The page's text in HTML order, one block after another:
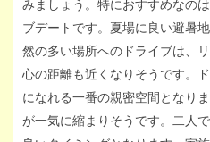
みましょう。特におすすめなの
ブデートです。夏場に良い避暑
然の多い場所へのドライブは、
心の距離も近くなりそうです。
になれる一番の親密空間となり
が一気に縮まりそうです。二人